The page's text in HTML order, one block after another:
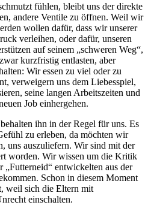
fühlen, bleibt uns der direkte
andere Ventile zu öffnen. Weil wir
wollen dafür, dass wir unserer
verleihen, oder dafür, unseren
auf seinem „schweren Weg“,
kurzfristig entlasten, aber
Wir essen zu viel oder zu
verweigern uns dem Liebesspiel,
seine langen Arbeitszeiten und
Job einhergehen.
ihn in der Regel für uns. Es
zu erleben, da möchten wir
uns auszuliefern. Wir sind mit der
worden. Wir wissen um die Kritik
entwickelten aus der
Schon in diesem Moment
weil sich die Eltern mit
einschalten.